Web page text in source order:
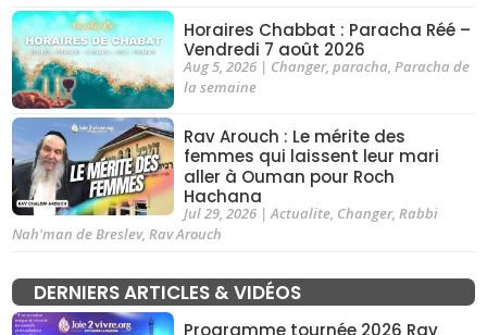
Horaires Chabbat : Paracha Réé –
Vendredi 7 août 2026
Aug 5, 2026| Changer, paracha Paracha de
la semaine
Rav Arouch : Le mérite des
femmes qui laissent leur mari
aller à Ouman pour Roch
Hachana
Jul 29, 2026| Actualite, Changer, Rabbi
Nah'man de Breslev, Rav Arouch
DERNIERS ARTICLES & VIDÉOS
Programme tournée 2026 Rav